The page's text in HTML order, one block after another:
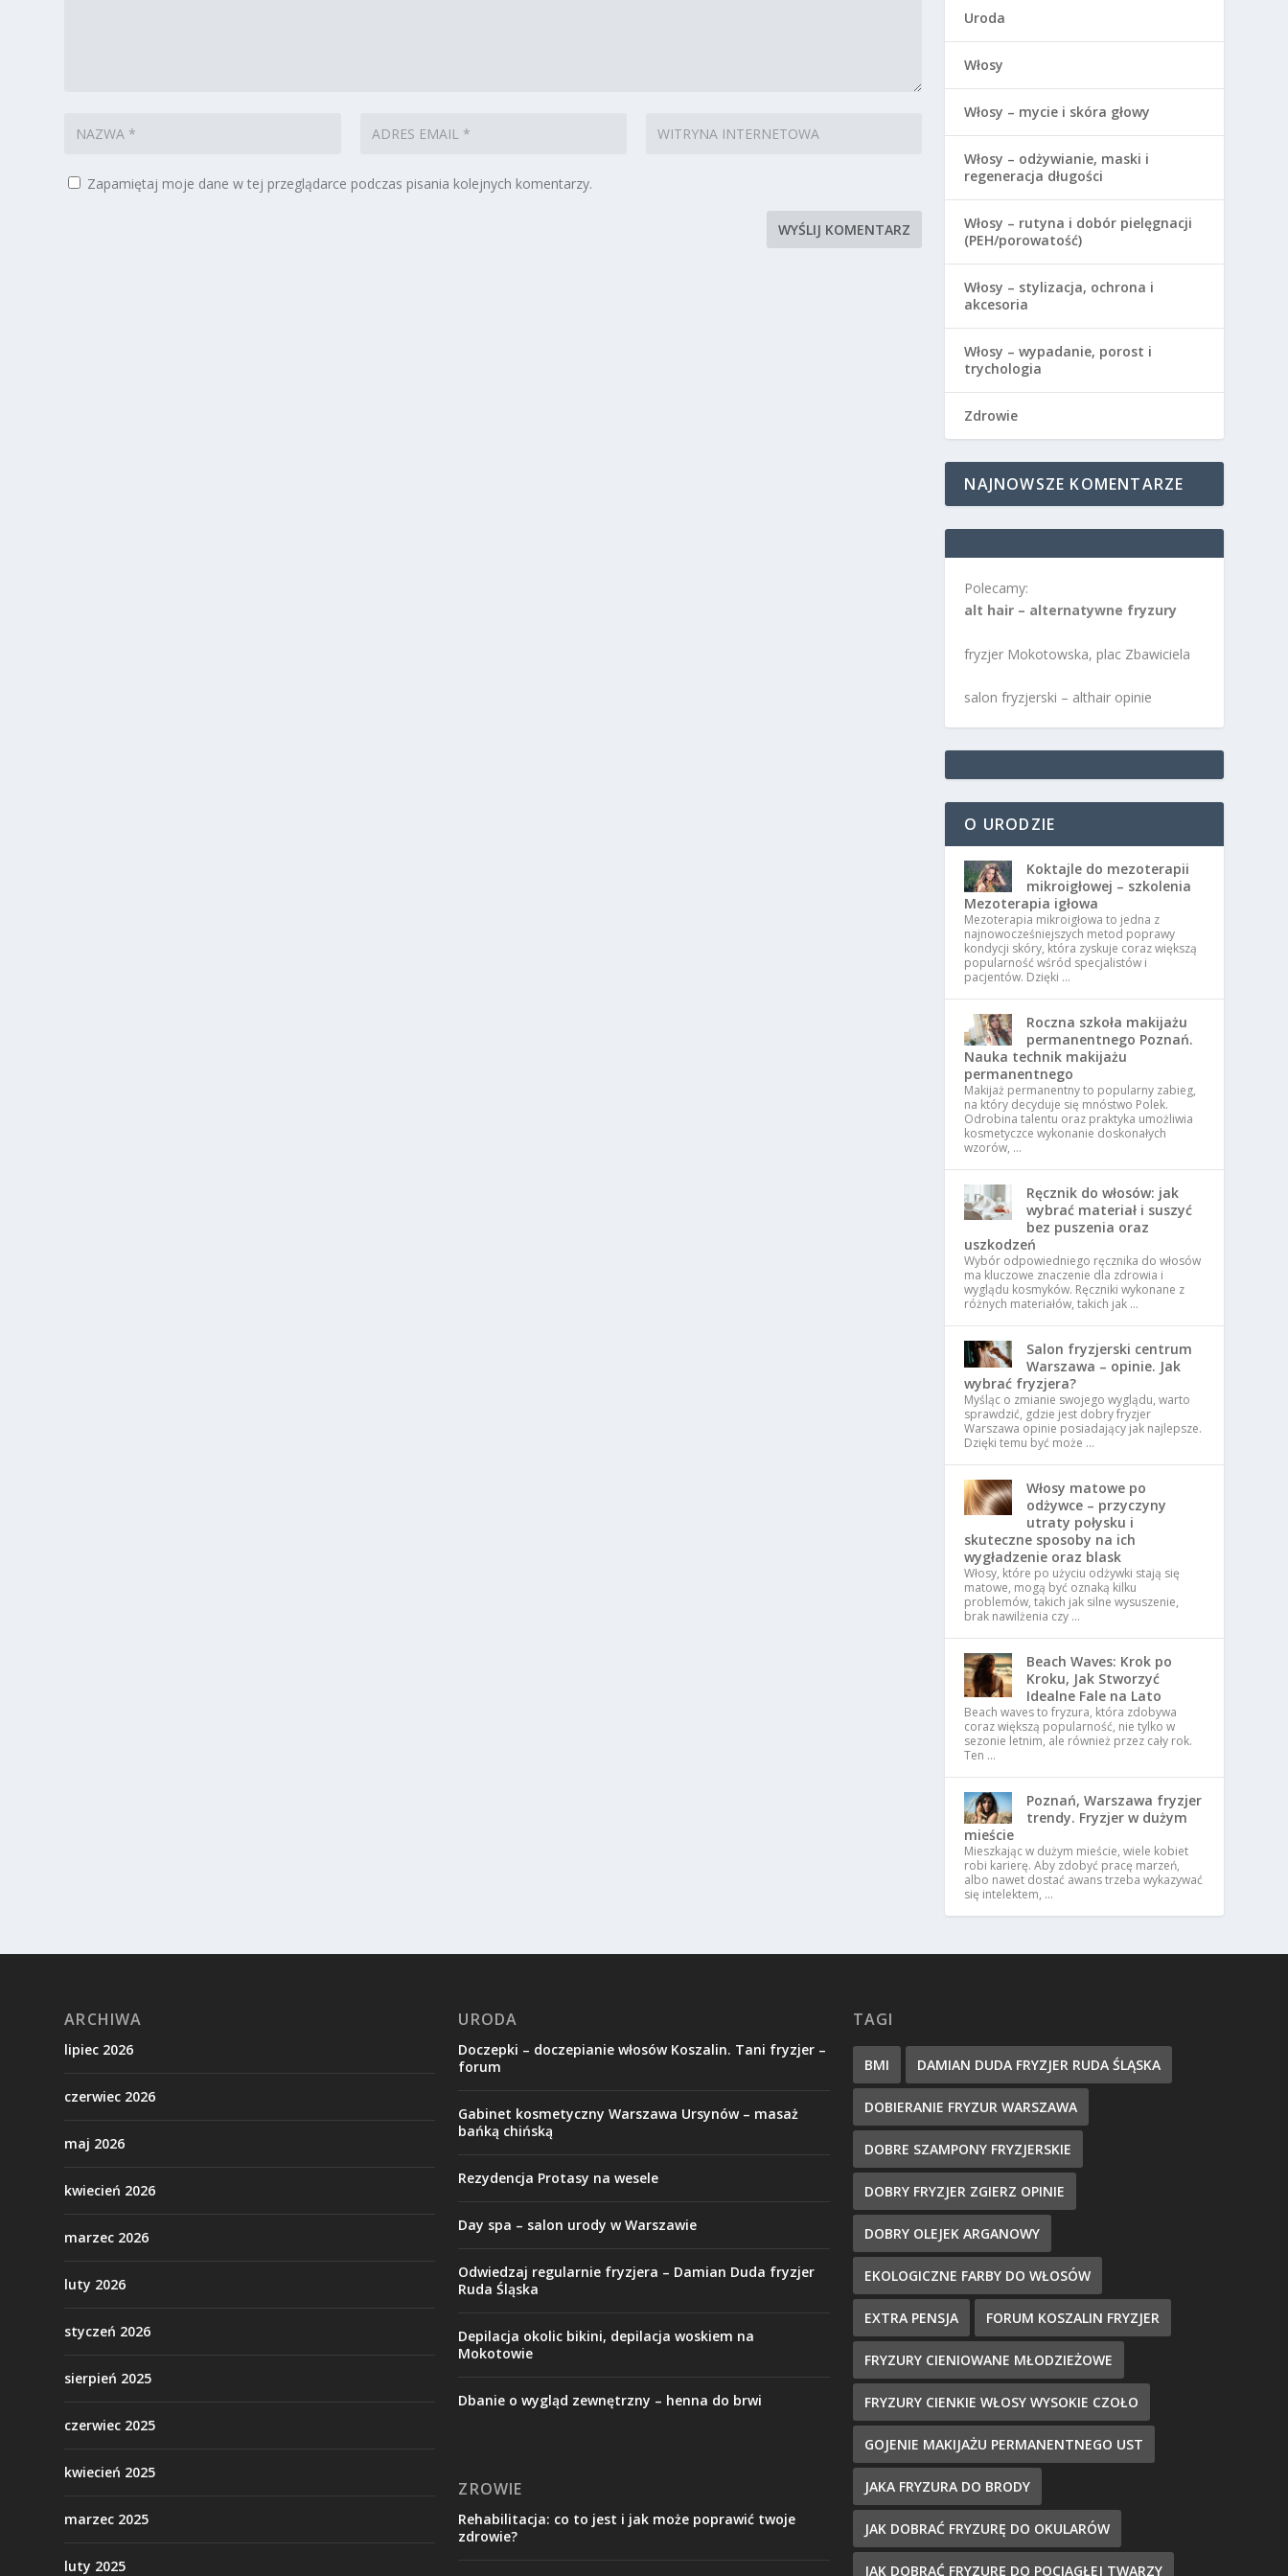
Zapamiętaj moje dane w tej przeglądarce podczas pisania kolejnych komentarzy.
Uroda
Włosy
Włosy – mycie i skóra głowy
Włosy – odżywianie, maski i
regeneracja długości
Włosy – rutyna i dobór pielęgnacji
(PEH/porowatość)
Włosy – stylizacja, ochrona i
akcesoria
Włosy – wypadanie, porost i
trychologia
Zdrowie
NAJNOWSZE KOMENTARZE
Polecamy:
alt hair – alternatywne fryzury
fryzjer Mokotowska, plac Zbawiciela
salon fryzjerski – althair opinie
O URODZIE
Koktajle do mezoterapii
mikroigłowej – szkolenia
Mezoterapia igłowa
Mezoterapia mikroigłowa to jedna z
najnowocześniejszych metod poprawy
kondycji skóry, która zyskuje coraz większą
popularność wśród specjalistów i
pacjentów. Dzięki …
Roczna szkoła makijażu
permanentnego Poznań.
Nauka technik makijażu
permanentnego
Makijaż permanentny to popularny zabieg,
na który decyduje się mnóstwo Polek.
Odrobina talentu oraz praktyka umożliwia
kosmetyczce wykonanie doskonałych
wzorów, …
Ręcznik do włosów: jak
wybrać materiał i suszyć
bez puszenia oraz
uszkodzeń
Wybór odpowiedniego ręcznika do włosów
ma kluczowe znaczenie dla zdrowia i
wyglądu kosmyków. Ręczniki wykonane z
różnych materiałów, takich jak …
Salon fryzjerski centrum
Warszawa – opinie. Jak
wybrać fryzjera?
Myśląc o zmianie swojego wyglądu, warto
sprawdzić, gdzie jest dobry fryzjer
Warszawa opinie posiadający jak najlepsze.
Dzięki temu być może …
Włosy matowe po
odżywce – przyczyny
utraty połysku i
skuteczne sposoby na ich
wygładzenie oraz blask
Włosy, które po użyciu odżywki stają się
matowe, mogą być oznaką kilku
problemów, takich jak silne wysuszenie,
brak nawilżenia czy …
Beach Waves: Krok po
Kroku, Jak Stworzyć
Idealne Fale na Lato
Beach waves to fryzura, która zdobywa
coraz większą popularność, nie tylko w
sezonie letnim, ale również przez cały rok.
Ten …
Poznań, Warszawa fryzjer
trendy. Fryzjer w dużym
mieście
Mieszkając w dużym mieście, wiele kobiet
robi karierę. Aby zdobyć pracę marzeń,
albo nawet dostać awans trzeba wykazywać
się intelektem, …
ARCHIWA
lipiec 2026
czerwiec 2026
maj 2026
kwiecień 2026
marzec 2026
luty 2026
styczeń 2026
sierpień 2025
czerwiec 2025
kwiecień 2025
marzec 2025
luty 2025
URODA
Doczepki – doczepianie włosów Koszalin. Tani fryzjer –
forum
Gabinet kosmetyczny Warszawa Ursynów – masaż
bańką chińską
Rezydencja Protasy na wesele
Day spa – salon urody w Warszawie
Odwiedzaj regularnie fryzjera – Damian Duda fryzjer
Ruda Śląska
Depilacja okolic bikini, depilacja woskiem na
Mokotowie
Dbanie o wygląd zewnętrzny – henna do brwi
ZROWIE
Rehabilitacja: co to jest i jak może poprawić twoje
zdrowie?
TAGI
BMI DAMIAN DUDA FRYZJER RUDA ŚLĄSKA
DOBIERANIE FRYZUR WARSZAWA
DOBRE SZAMPONY FRYZJERSKIE
DOBRY FRYZJER ZGIERZ OPINIE
DOBRY OLEJEK ARGANOWY
EKOLOGICZNE FARBY DO WŁOSÓW
EXTRA PENSJA FORUM KOSZALIN FRYZJER
FRYZURY CIENIOWANE MŁODZIEŻOWE
FRYZURY CIENKIE WŁOSY WYSOKIE CZOŁO
GOJENIE MAKIJAŻU PERMANENTNEGO UST
JAKA FRYZURA DO BRODY
JAK DOBRAĆ FRYZURĘ DO OKULARÓW
JAK DOBRAĆ FRYZURĘ DO POCIĄGŁEJ TWARZY